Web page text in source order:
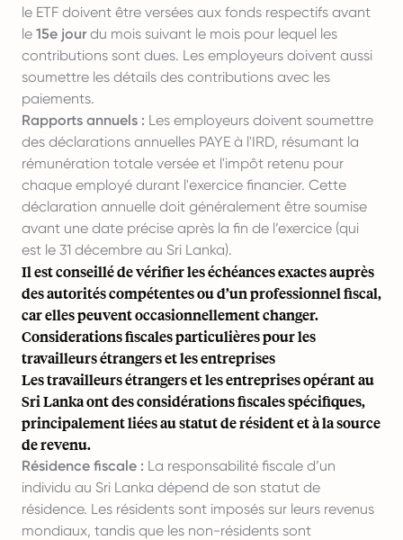
le ETF doivent être versées aux fonds respectifs avant
le 15e jourdu mois suivant le mois pour lequel les
contributions sont dues. Les employeurs doivent aussi
soumettre les détails des contributions avec les
paiements.
Rapports annuels : Les employeurs doivent soumettre
des déclarations annuelles PAYE à l'IRD, résumant la
rémunération totale versée et l'impôt retenu pour
chaque employé durant l'exercice financier. Cette
déclaration annuelle doit généralement être soumise
avant une date précise après la fin de l’exercice (qui
est le 31 décembre au Sri Lanka).
Il est conseillé de vérifier les échéances exactes auprès
des autorités compétentes ou d’un professionnel fiscal,
car elles peuvent occasionnellement changer.
Considerations fiscales particulières pour les
travailleurs étrangers et les entreprises
Les travailleurs étrangers et les entreprises opérant au
Sri Lanka ont des considérations fiscales spécifiques,
principalement liées au statut de résident et à la source
de revenu.
Résidence fiscale : La responsabilité fiscale d’un
individu au Sri Lanka dépend de son statut de
résidence. Les résidents sont imposés sur leurs revenus
mondiaux, tandis que les non-résidents sont